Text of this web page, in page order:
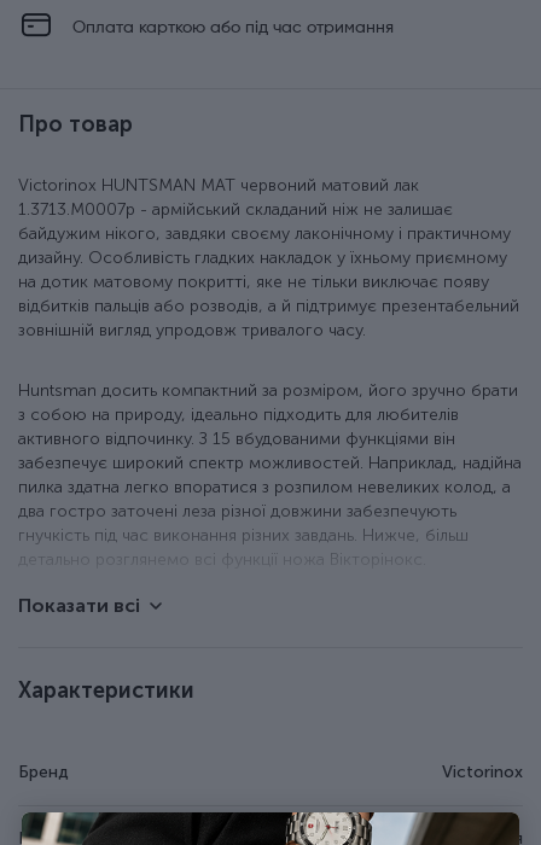
Оплата карткою або під час отримання
Про товар
Victorinox HUNTSMAN MAT червоний матовий лак
1.3713.M0007p - армійський складаний ніж не залишає
байдужим нікого, завдяки своєму лаконічному і практичному
дизайну. Особливість гладких накладок у їхньому приємному
на дотик матовому покритті, яке не тільки виключає появу
відбитків пальців або розводів, а й підтримує презентабельний
зовнішній вигляд упродовж тривалого часу.
Huntsman досить компактний за розміром, його зручно брати
з собою на природу, ідеально підходить для любителів
активного відпочинку. З 15 вбудованими функціями він
забезпечує широкий спектр можливостей. Наприклад, надійна
пилка здатна легко впоратися з розпилом невеликих колод, а
два гостро заточені леза різної довжини забезпечують
гнучкість під час виконання різних завдань. Нижче, більш
детально розглянемо всі функції ножа Вікторінокс.
+ велика плоска викрутка;
+ плоска викрутка 3 мм;
ножиці з пружинним механізмом;
штопор;
Показати всі
Характеристики
Бренд Victorinox
Країна походження Швейцарія